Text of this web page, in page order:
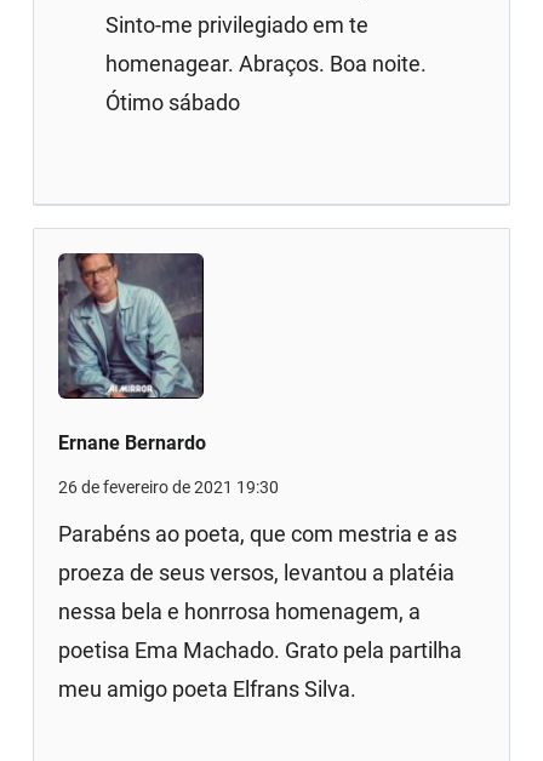
Sinto-me privilegiado em te
homenagear. Abraços. Boa noite.
Ótimo sábado
Ernane Bernardo
26 de fevereiro de 2021 19:30
Parabéns ao poeta, que com mestria e as
proeza de seus versos, levantou a platéia
nessa bela e honrrosa homenagem, a
poetisa Ema Machado. Grato pela partilha
meu amigo poeta Elfrans Silva.